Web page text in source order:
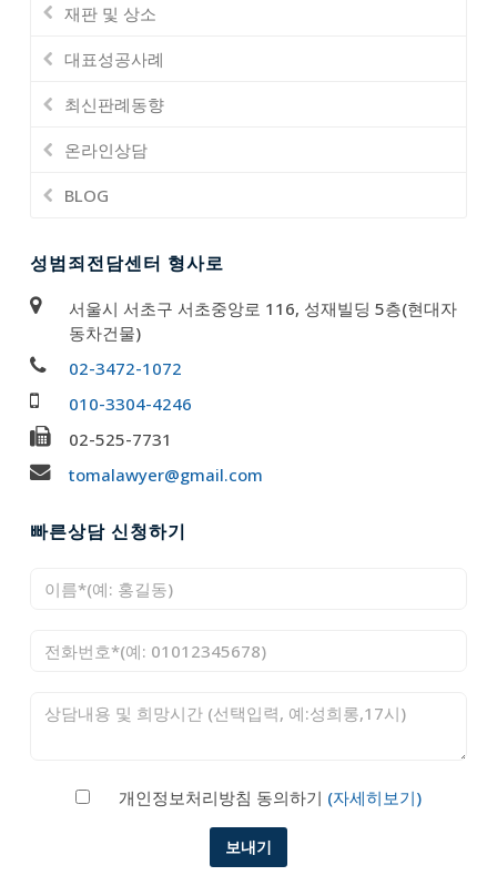
재판 및 상소
대표성공사례
최신판례동향
온라인상담
BLOG
성범죄전담센터 형사로
서울시 서초구 서초중앙로 116, 성재빌딩 5층(현대자
동차건물)
02-3472-1072
010-3304-4246
02-525-7731
tomalawyer@gmail.com
빠른상담 신청하기
개인정보처리방침 동의하기 (자세히보기)